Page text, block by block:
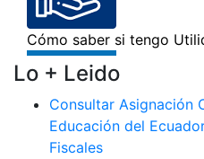
Lo + Leido
Consultar Asignación
Educación del
Fiscales